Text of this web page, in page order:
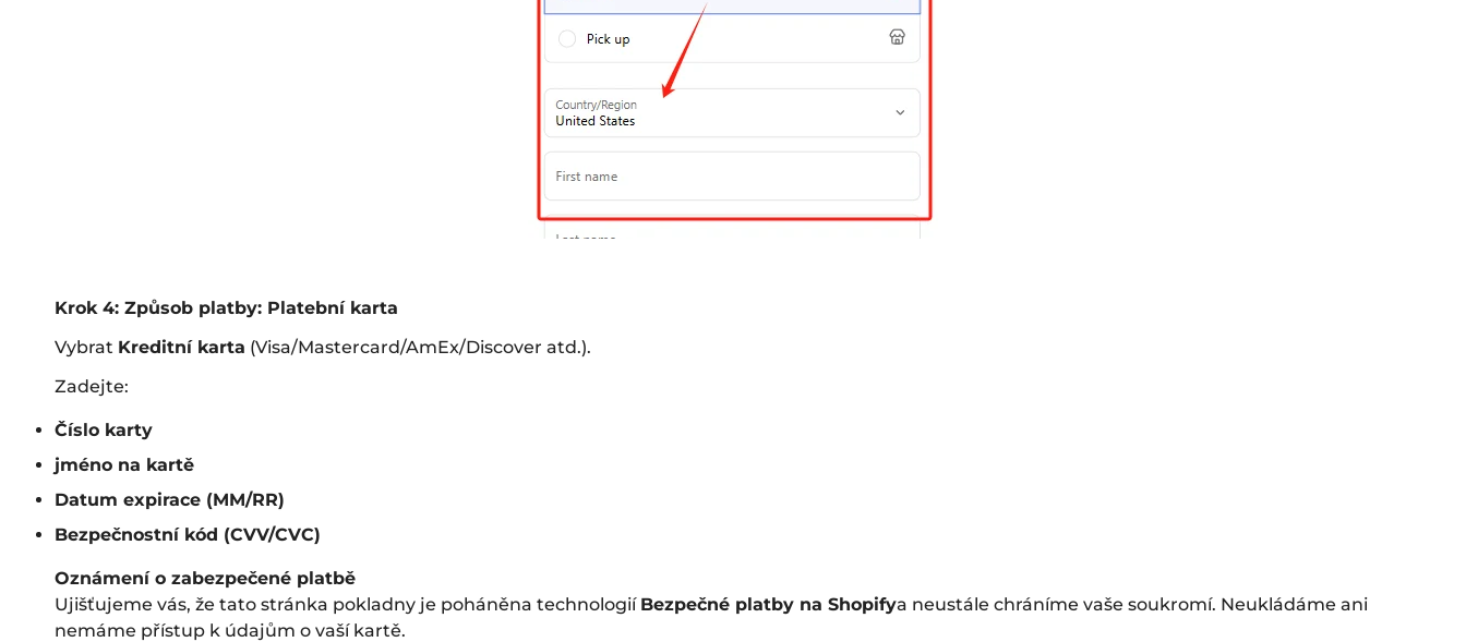
Krok 4: Způsob platby: Platební karta
Vybrat Kreditní karta (Visa/Mastercard/AmEx/Discover atd.).
Zadejte:
Číslo karty
jméno na kartě
Datum expirace (MM/RR)
Bezpečnostní kód (CVV/CVC)
Oznámení o zabezpečené platbě
Ujišťujeme vás, že tato stránka pokladny je poháněna technologií Bezpečné platby na Shopifya neustále chráníme vaše soukromí. Neukládáme ani
nemáme přístup k údajům o vaší kartě.